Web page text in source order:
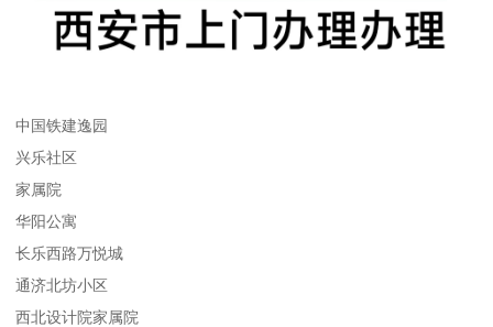
中国铁建逸园
兴乐社区
家属院
华阳公寓
长乐西路万悦城
通济北坊小区
西北设计院家属院